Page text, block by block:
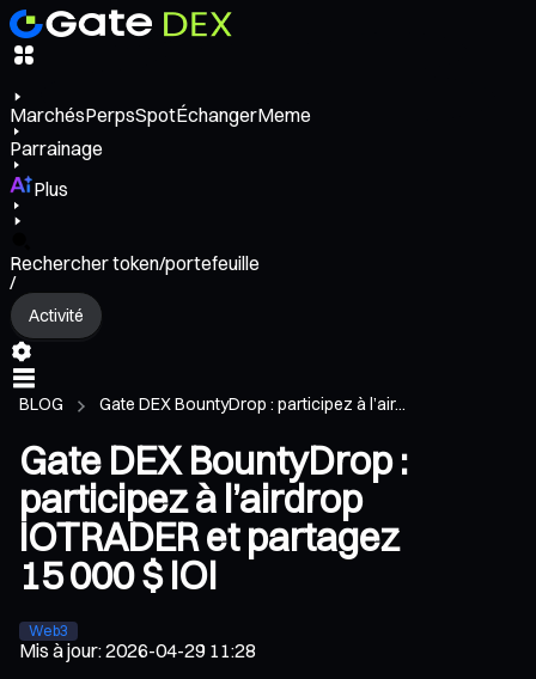
MarchésPerpsSpotÉchangerMeme
Parrainage
Plus
Rechercher token/portefeuille
/
Activité
BLOG Gate DEX BountyDrop : participez à l’air...
Gate DEX BountyDrop :
participez à l’airdrop
IOTRADER et partagez
15 000 $ IOI
Web3
Mis à jour:2026-04-29 11:28